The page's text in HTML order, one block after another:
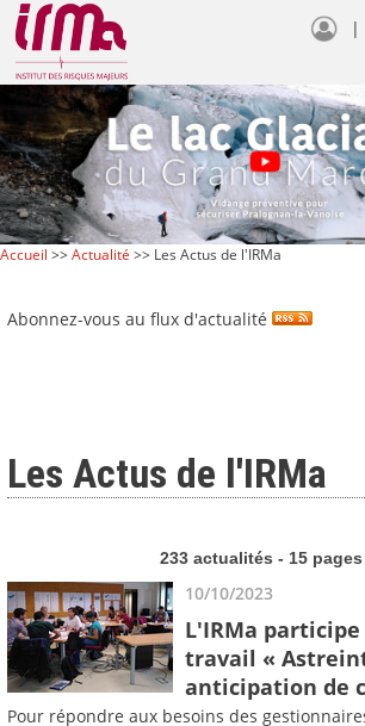
|
Accueil >>Actualité >> Les Actus de l'IRMa
Abonnez-vous au flux d'actualité
Les Actus de l'IRMa
233 actualités - 15 pages
10/10/2023
L'IRMa
travail «
anticipation de
Pour répondre aux besoins des